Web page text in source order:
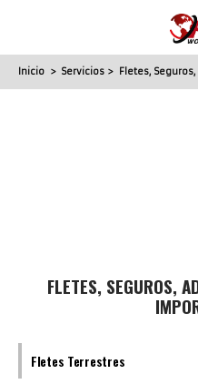
Inicio > Servicios > Fletes,
FLETES, SEGUROS,
Fletes Terrestres